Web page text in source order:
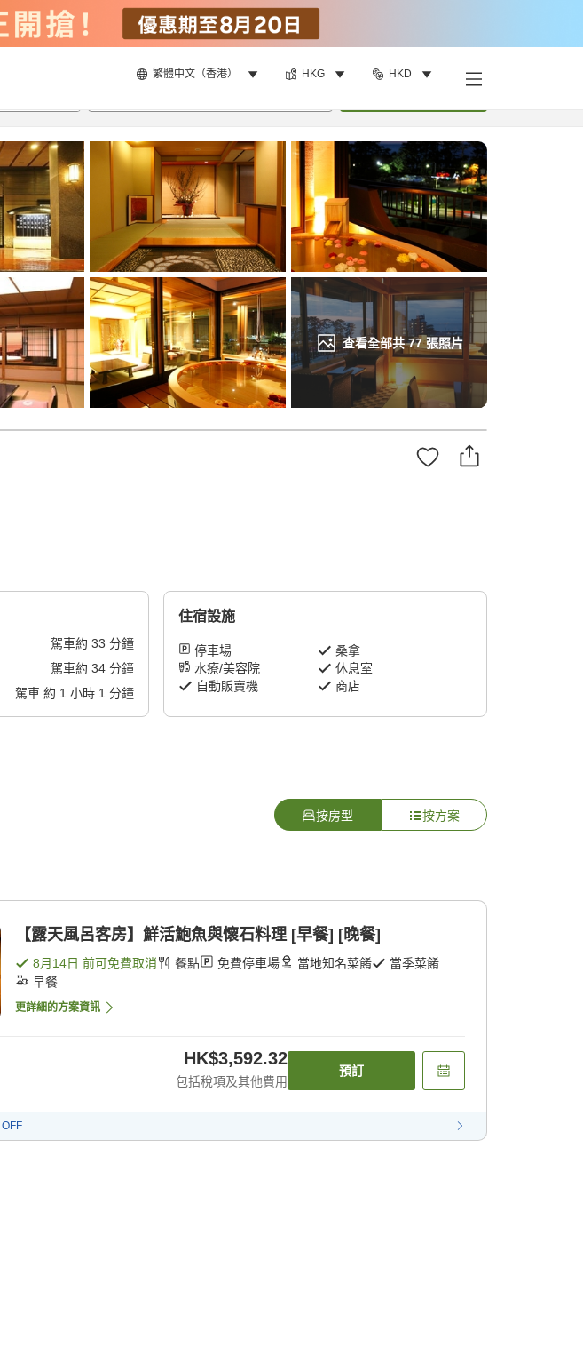
繁體中文（香港） HKG HKD
查看全部共77張照片
駕車約 33 分鐘
駕車約 34分鐘
駕車約 1 小時 1 分鐘
住宿設施
停車場
桑拿
水療/美容院
休息室
自動販賣機
商店
按房型 按方案
【露天風呂客房】鮮活鮑魚與懷石料理 [早餐] [晚餐]
8月14日 前可免費取消 餐點 免費停車場 當地知名菜餚
當季菜餚
早餐
更詳細的方案資訊
HK$3,592.32
包括稅項及其他費用
預訂
OFF